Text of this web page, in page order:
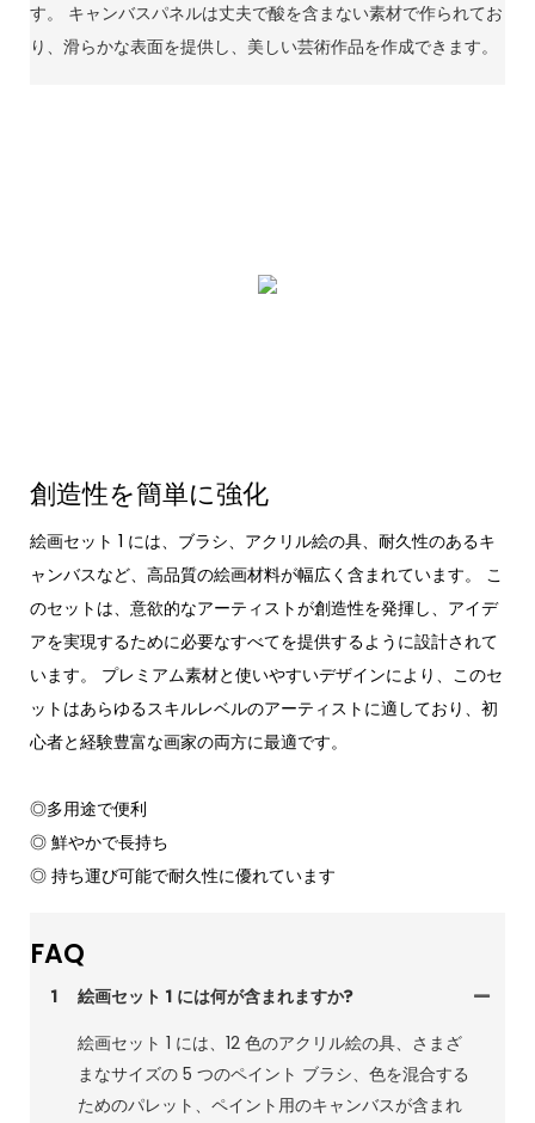
す。 キャンバスパネルは丈夫で酸を含まない素材で作られてお
り、滑らかな表面を提供し、美しい芸術作品を作成できます。
創造性を簡単に強化
絵画セット 1 には、ブラシ、アクリル絵の具、耐久性のあるキ
ャンバスなど、高品質の絵画材料が幅広く含まれています。 こ
のセットは、意欲的なアーティストが創造性を発揮し、アイデ
アを実現するために必要なすべてを提供するように設計されて
います。 プレミアム素材と使いやすいデザインにより、このセ
ットはあらゆるスキルレベルのアーティストに適しており、初
心者と経験豊富な画家の両方に最適です。
◎多用途で便利
◎ 鮮やかで長持ち
◎ 持ち運び可能で耐久性に優れています
FAQ
1 絵画セット 1 には何が含まれますか?
絵画セット 1 には、12 色のアクリル絵の具、さまざ
まなサイズの 5 つのペイント ブラシ、色を混合する
ためのパレット、ペイント用のキャンバスが含まれ